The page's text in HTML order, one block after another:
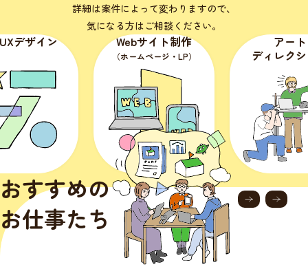
詳細は案件によって変わりますので、
気になる方はご相談ください。
デザイン Webサイト制作
（ホームページ・LP）
アート
ディレク
おすすめの
お仕事たち